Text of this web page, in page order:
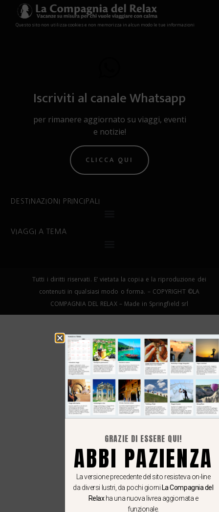
Questo sito non utilizza cookies e non memorizza in alcun modo le tue informazioni
Iscriviti al canale Whatsapp
per rimanere aggiornato su viaggi, eventi
e notizie!
CLICCA QUI
DESTINAZIONI PRINCIPALI
VIAGGI A TEMA
Tutti i diritti riservati. E’ vietata la copia e la riproduzione dei
contenuti in qualsiasi modo o forma. – COPYRIGHT ©LA
COMPAGNIA DEL RELAX – Made in Springfield srl
GRAZIE DI ESSERE QUI!
ABBI PAZIENZA
La versione precedente del sito resisteva on-line
da diversi lustri, da pochi giorni La Compagnia del
Relaxha una nuova livrea aggiornata e
funzionale.